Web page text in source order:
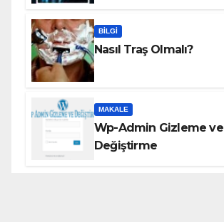
BILGI
Nasıl Traş Olmalı?
MAKALE
Wp-Admin Gizleme ve
Değiştirme